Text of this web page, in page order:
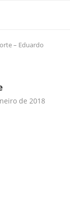
– Eduardo
de 2018